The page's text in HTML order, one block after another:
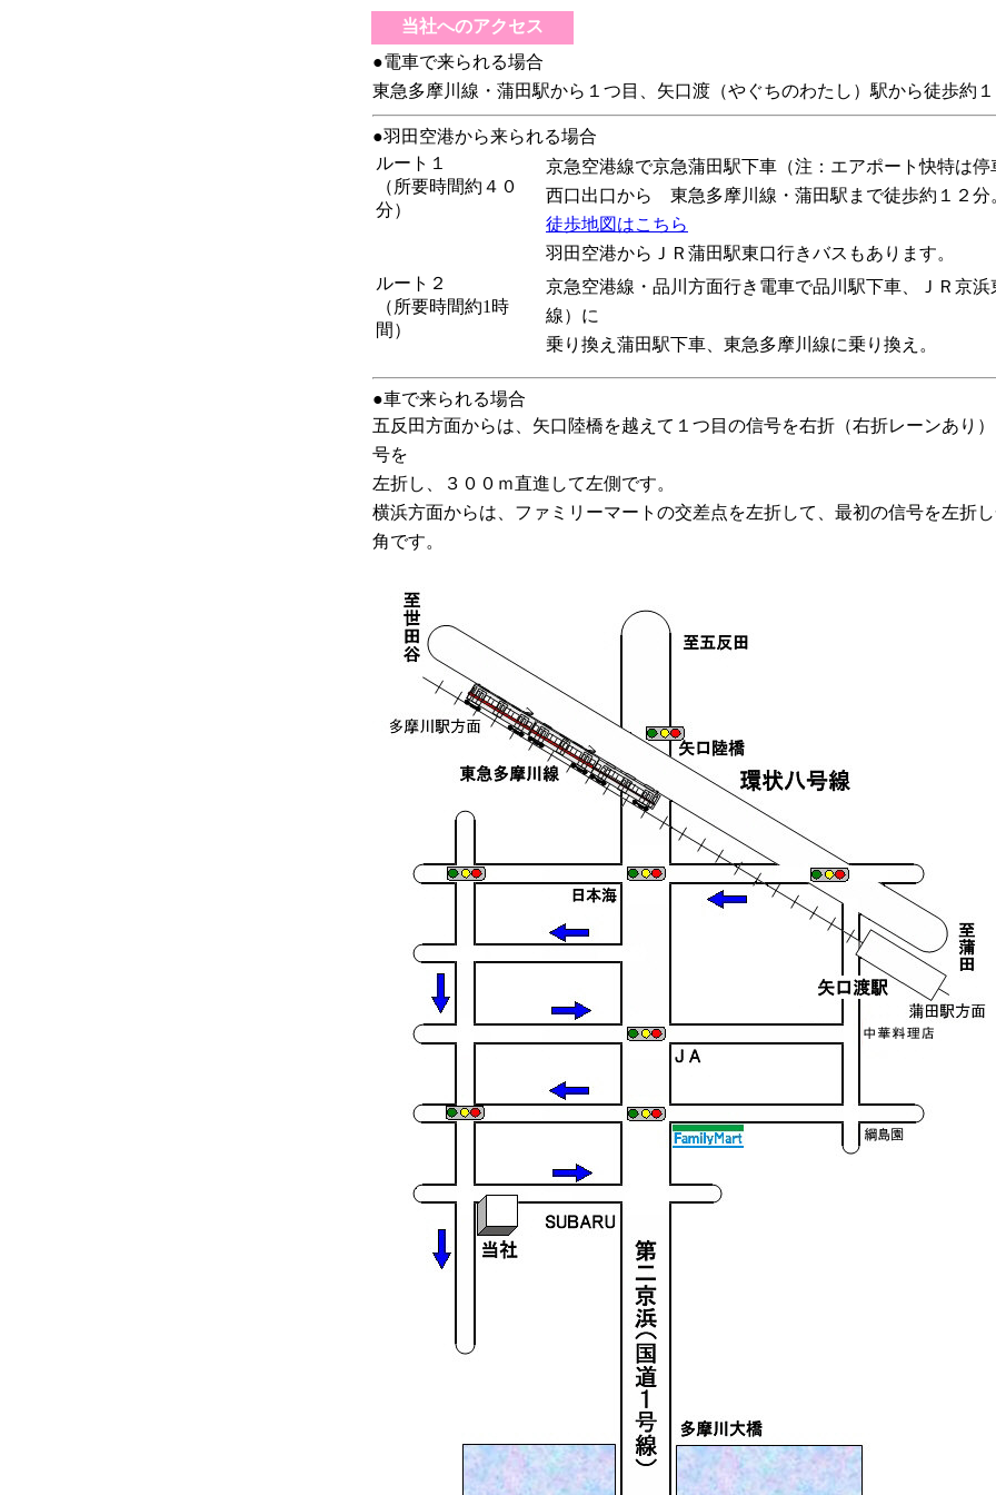
当社へのアクセス
●電車で来られる場合
東急多摩川線・蒲田駅から１つ目、矢口渡（やぐちのわたし）駅から徒歩約
●羽田空港から来られる場合
ルート１
（所要時間約４０
分）
京急空港線で京急蒲田駅下車（注：エアポート快特は停
西口出口から 東急多摩川線・蒲田駅まで徒歩約１２分
徒歩地図はこちら
羽田空港からＪＲ蒲田駅東口行きバスもあります。
ルート２
（所要時間約1時
間）
京急空港線・品川方面行き電車で品川駅下車、ＪＲ京浜
線）に
乗り換え蒲田駅下車、東急多摩川線に乗り換え。
●車で来られる場合
五反田方面からは、矢口陸橋を越えて１つ目の信号を右折（右折レーンあり
号を
左折し、３００ｍ直進して左側です。
横浜方面からは、ファミリーマートの交差点を左折して、最初の信号を左折
角です。